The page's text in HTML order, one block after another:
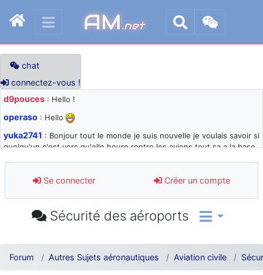
AM.net
chat
connectez-vous !
d9pouces : Hello !
operaso : Hello
yuka2741 : Bonjour tout le monde je suis nouvelle je voulais savoir si
quelqu'un c'est vers qu'elle heure rentre les avions tout sa a la base
d9pouces: désolé pour les quelques blocages du site ces derniers
jours : je teste des méthodes contre le spam et les bots trop nocifs
: Super, la nouvelle bannière
comprendre
d9pouces: ouakamois > si tu parles du sujet sur l'Armée de l'Air,
Se connecter Créer un compte
Sécurité des aéroports
Forum Autres Sujets aéronautiques Aviation civile